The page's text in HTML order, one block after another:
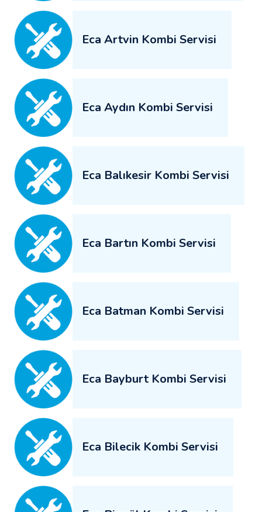
Eca Artvin Kombi Servisi
Eca Aydın Kombi Servisi
Eca Balıkesir Kombi Servisi
Eca Bartın Kombi Servisi
Eca Batman Kombi Servisi
Eca Bayburt Kombi Servisi
Eca Bilecik Kombi Servisi